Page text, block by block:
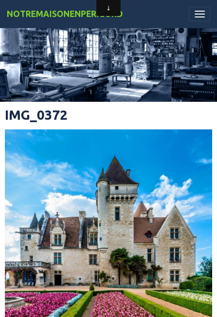
NOTREMAISONENPERIGORD
IMG_0372